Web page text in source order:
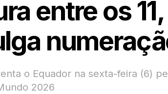
entre os
o Equador na sexta-feira (6)
2026